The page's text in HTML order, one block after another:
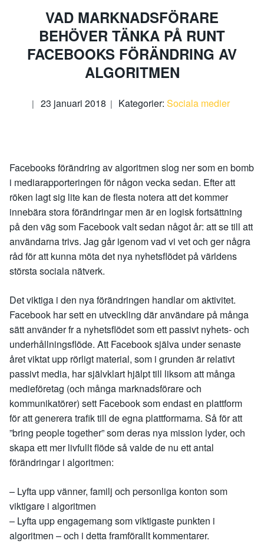
VAD MARKNADSFÖRARE
BEHÖVER TÄNKA PÅ RUNT
FACEBOOKS FÖRÄNDRING AV
ALGORITMEN
23 januari 2018 Kategorier:Sociala medier
Facebooks förändring av algoritmen slog ner som en bomb
i mediarapporteringen för någon vecka sedan. Efter att
röken lagt sig lite kan de flesta notera att det kommer
innebära stora förändringar men är en logisk fortsättning
på den väg som Facebook valt sedan något år: att se till att
användarna trivs. Jag går igenom vad vi vet och ger några
råd för att kunna möta det nya nyhetsflödet på världens
största sociala nätverk.
Det viktiga i den nya förändringen handlar om aktivitet.
Facebook har sett en utveckling där användare på många
sätt använder fr a nyhetsflödet som ett passivt nyhets- och
underhållningsflöde. Att Facebook själva under senaste
året viktat upp rörligt material, som i grunden är relativt
passivt media, har självklart hjälpt till liksom att många
medieföretag (och många marknadsförare och
kommunikatörer) sett Facebook som endast en plattform
för att generera trafik till de egna plattformarna. Så för att
”bring people together” som deras nya mission lyder, och
skapa ett mer livfullt flöde så valde de nu ett antal
förändringar i algoritmen:
– Lyfta upp vänner, familj och personliga konton som
viktigare i algoritmen
– Lyfta upp engagemang som viktigaste punkten i
algoritmen – och i detta framförallt kommentarer.